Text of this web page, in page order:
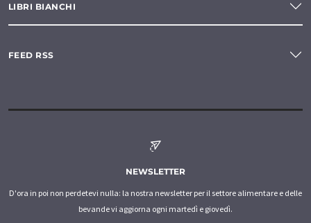
LIBRI BIANCHI
FEED RSS
NEWSLETTER
D'ora in poi non perdetevi nulla: la nostra newsletter per il settore alimentare e delle
bevande vi aggiorna ogni martedì e giovedì.